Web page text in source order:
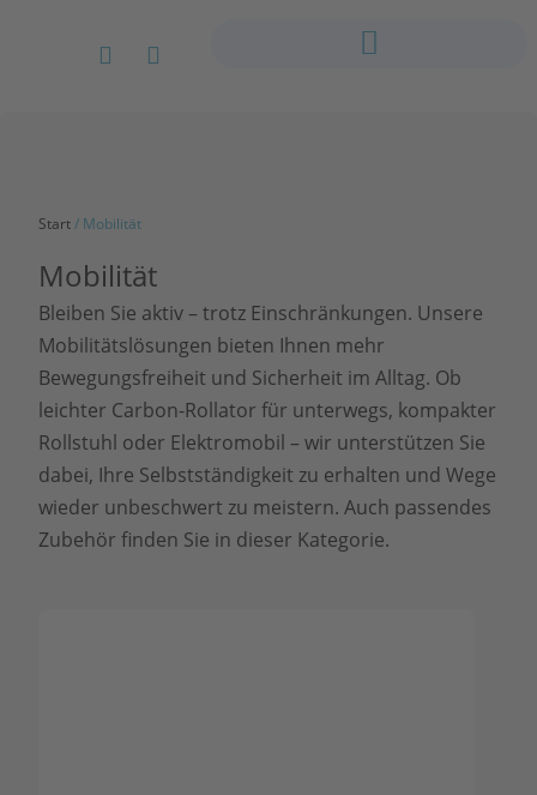
Start/ Mobilität
Mobilität
Bleiben Sie aktiv – trotz Einschränkungen. Unsere
Mobilitätslösungen bieten Ihnen mehr
Bewegungsfreiheit und Sicherheit im Alltag. Ob
leichter Carbon-Rollator für unterwegs, kompakter
Rollstuhl oder Elektromobil – wir unterstützen Sie
dabei, Ihre Selbstständigkeit zu erhalten und Wege
wieder unbeschwert zu meistern. Auch passendes
Zubehör finden Sie in dieser Kategorie.